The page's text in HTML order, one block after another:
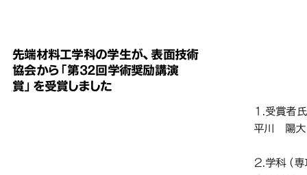
ました
ました
ました
先端材料工学科の学生が、表面技術
協会から「第32回学術奨励講演
賞」を受賞しました
回学
回学
１.受賞者
平川 陽大
２.学科（